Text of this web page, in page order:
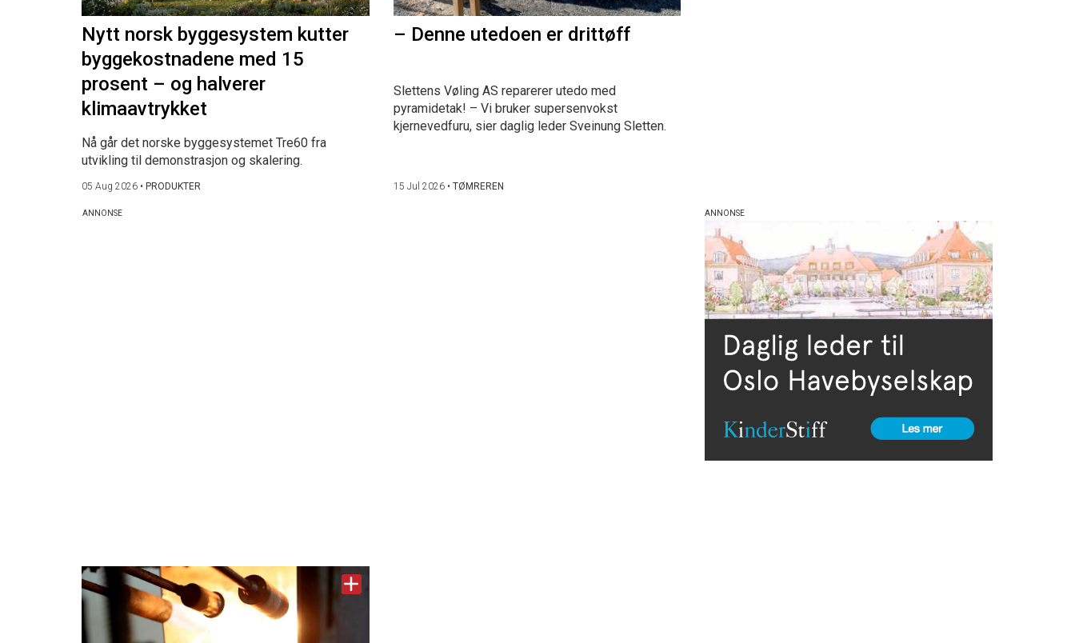
Nytt norsk byggesystem kutter
byggekostnadene med 15
prosent – og halverer
klimaavtrykket
Nå går det norske byggesystemet Tre60 fra
utvikling til demonstrasjon og skalering.
05 Aug 2026 • PRODUKTER
– Denne utedoen er drittøff
Slettens Vøling AS reparerer utedo med
pyramidetak! – Vi bruker supersenvokst
kjernevedfuru, sier daglig leder Sveinung Sletten.
15 Jul 2026• TØMREREN